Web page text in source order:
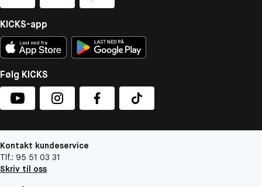
KICKS-app
Følg KICKS
Kontakt kundeservice
Tlf.: 95 51 03 31
Skriv til oss